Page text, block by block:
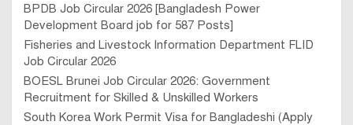
BPDB Job Circular 2026 [Bangladesh Power
Development Board job for 587 Posts]
Fisheries and Livestock Information Department FLID
Job Circular 2026
BOESL Brunei Job Circular 2026: Government
Recruitment for Skilled & Unskilled Workers
South Korea Work Permit Visa for Bangladeshi (Apply